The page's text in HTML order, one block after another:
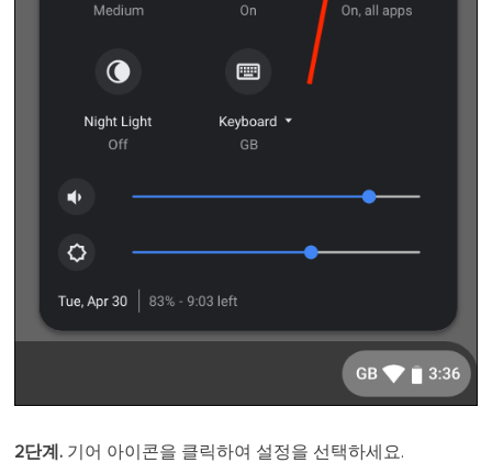
2단계. 기어 아이콘을 클릭하여 설정을 선택하세요.